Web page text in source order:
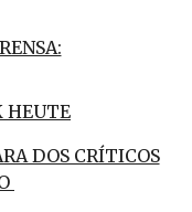
HEUTE
DOS CRÍTICOS